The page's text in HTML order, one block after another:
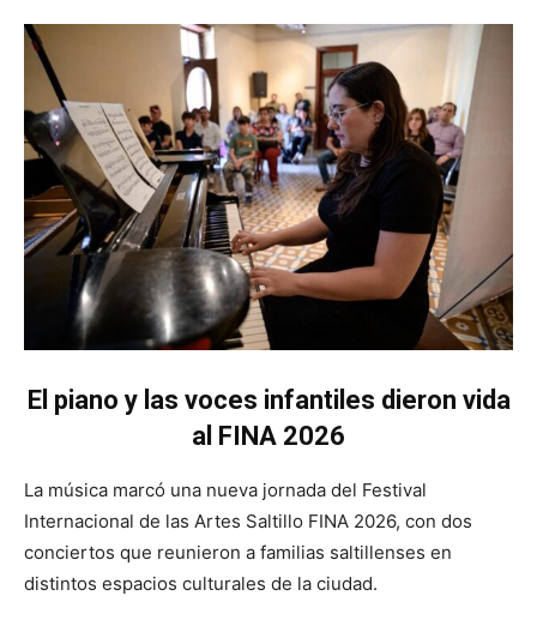
El piano y las voces infantiles dieron vida
al FINA 2026
La música marcó una nueva jornada del Festival
Internacional de las Artes Saltillo FINA 2026, con dos
conciertos que reunieron a familias saltillenses en
distintos espacios culturales de la ciudad.